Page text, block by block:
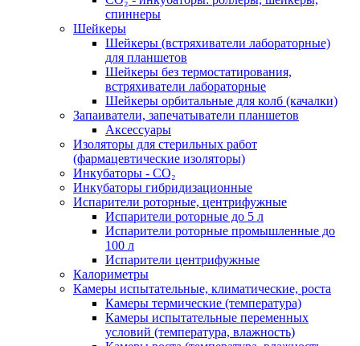
спиннеры
Шейкеры
Шейкеры (встряхиватели лабораторные)
для планшетов
Шейкеры без термостатирования,
встряхиватели лабораторные
Шейкеры орбитальные для колб (качалки)
Запаиватели, запечатыватели планшетов
Аксессуары
Изоляторы для стерильных работ
(фармацевтические изоляторы)
Инкубаторы - CO₂
Инкубаторы гибридизационные
Испарители роторные, центрифужные
Испарители роторные до 5 л
Испарители роторные промышленные до
100 л
Испарители центрифужные
Калориметры
Камеры испытательные, климатические, роста
Камеры термические (температура)
Камеры испытательные переменных
условий (температура, влажность)